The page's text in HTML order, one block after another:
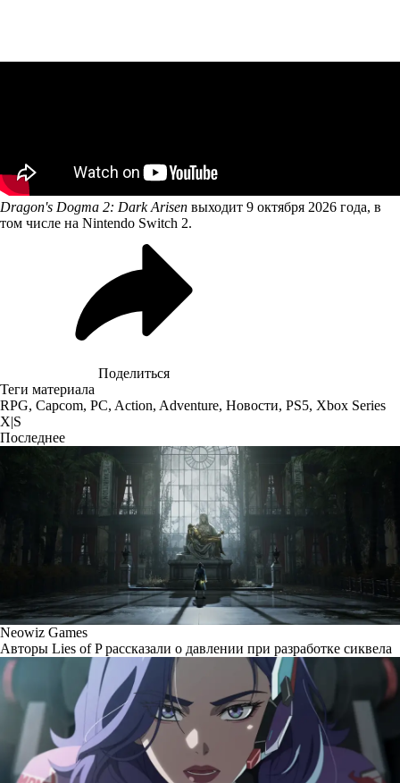
Dragon's Dogma 2: Dark Arisen выходит 9 октября 2026 года, в
том числе на Nintendo Switch 2.
Поделиться
Теги материала
RPG, Capcom, PC, Action, Adventure, Новости, PS5, Xbox Series
X|S
Последнее
Neowiz Games
Авторы Lies of P рассказали о давлении при разработке сиквела